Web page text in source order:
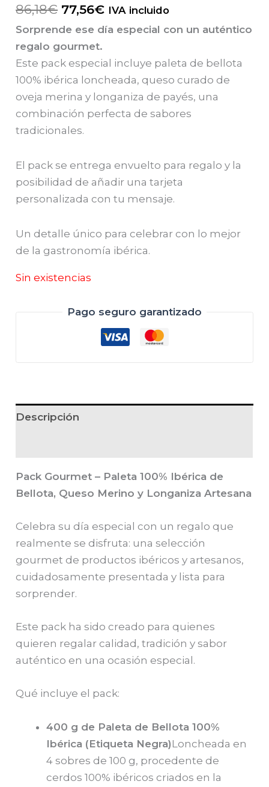
86,18€ El
precio
original
era:
86,18€.
77,56€El
precio
es:
77,56€.
IVA incluido
Sorprende ese día especial con un auténtico
regalo gourmet.
Este pack especial incluye paleta de bellota
100% ibérica loncheada, queso curado de
oveja merina y longaniza de payés, una
combinación perfecta de sabores
tradicionales.
El pack se entrega envuelto para regalo y la
posibilidad de añadir una tarjeta
personalizada con tu mensaje.
Un detalle único para celebrar con lo mejor
de la gastronomía ibérica.
Sin existencias
Pago seguro garantizado
Descripción
Pack Gourmet – Paleta 100% Ibérica de
Bellota, Queso Merino y Longaniza Artesana
Celebra su día especial con un regalo que
realmente se disfruta: una selección
gourmet de productos ibéricos y artesanos,
cuidadosamente presentada y lista para
sorprender.
Este pack ha sido creado para quienes
quieren regalar calidad, tradición y sabor
auténtico en una ocasión especial.
Qué incluye el pack:
400 g de Paleta de Bellota 100%
Ibérica (Etiqueta Negra)Loncheada en
4 sobres de 100 g, procedente de
cerdos 100% ibéricos criados en la